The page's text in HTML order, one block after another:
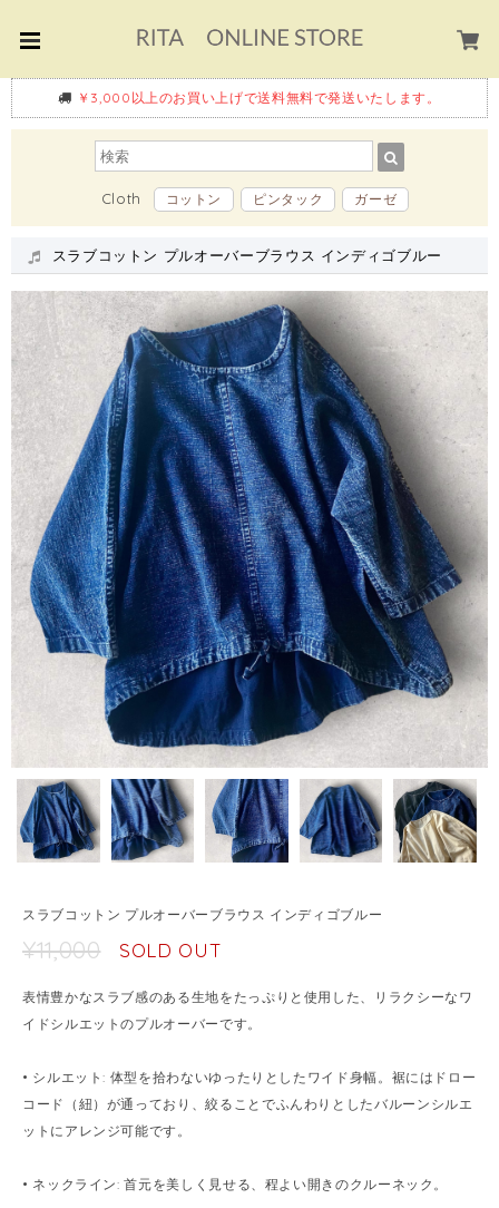
￥3,000以上のお買い上げで送料無料で発送いたします。
Cloth コットン ピンタック ガーゼ
スラブコットン プルオーバーブラウス インディゴブルー
スラブコットン プルオーバーブラウス インディゴブルー
¥11,000 SOLD OUT
表情豊かなスラブ感のある生地をたっぷりと使用した、リラクシーなワ
イドシルエットのプルオーバーです。
• シルエット: 体型を拾わないゆったりとしたワイド身幅。裾にはドロー
コード（紐）が通っており、絞ることでふんわりとしたバルーンシルエ
ットにアレンジ可能です。
• ネックライン: 首元を美しく見せる、程よい開きのクルーネック。